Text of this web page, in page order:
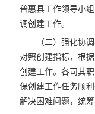
普惠县工作领导小
调创建工作。
（二）强化协
对照创建指标，根
创建工作。各司其
保创建工作任务顺
解决困难问题，统筹